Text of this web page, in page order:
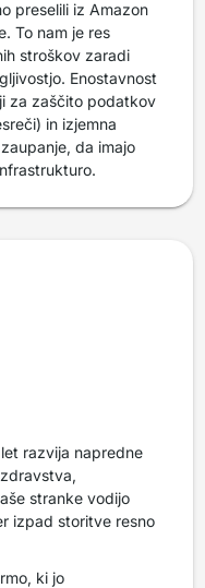
preselili iz Amazon
To nam je res
stroškov zaradi
Enostavnost
za zaščito podatkov
in izjemna
da imajo
razvija napredne
stranke vodijo
izpad storitve resno
ki jo